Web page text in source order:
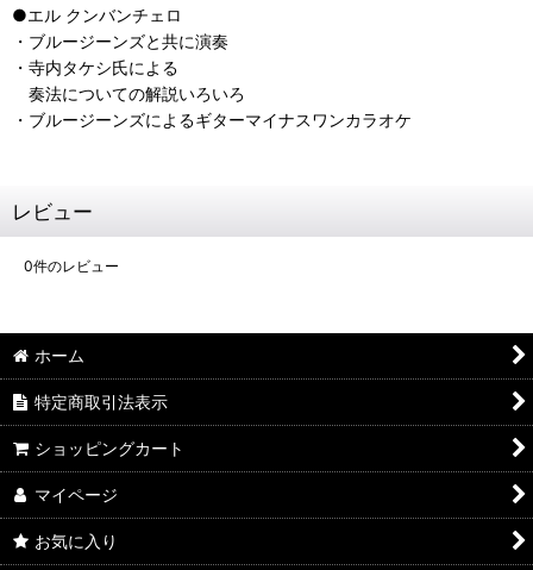
●エル クンバンチェロ
・ブルージーンズと共に演奏
・寺内タケシ氏による
奏法についての解説いろいろ
・ブルージーンズによるギターマイナスワンカラオケ
レビュー
0件のレビュー
ホーム
特定商取引法表示
ショッピングカート
マイページ
お気に入り